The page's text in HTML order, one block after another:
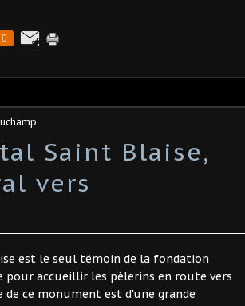
0
Saint Blaise,
vers
est le seul témoin de la fondation
pour accueillir les pèlerins en route vers
de ce monument est d'une grande